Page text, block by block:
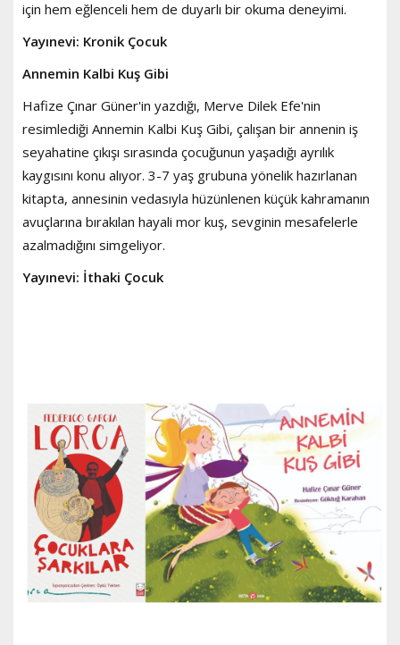
için hem eğlenceli hem de duyarlı bir okuma deneyimi.
Yayınevi: Kronik Çocuk
Annemin Kalbi Kuş Gibi
Hafize Çınar Güner'in yazdığı, Merve Dilek Efe'nin
resimlediği Annemin Kalbi Kuş Gibi, çalışan bir annenin iş
seyahatine çıkışı sırasında çocuğunun yaşadığı ayrılık
kaygısını konu alıyor. 3-7 yaş grubuna yönelik hazırlanan
kitapta, annesinin vedasıyla hüzünlenen küçük kahramanın
avuçlarına bırakılan hayali mor kuş, sevginin mesafelerle
azalmadığını simgeliyor.
Yayınevi: İthaki Çocuk